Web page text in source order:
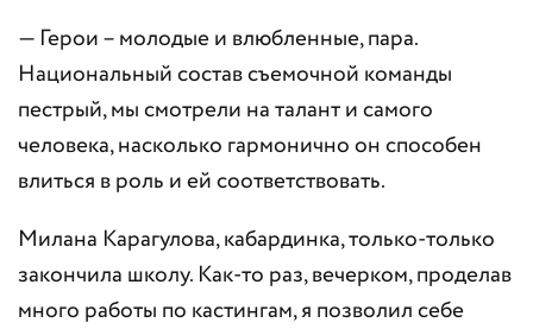
— Герои – молодые и влюбленные, пара.
Национальный состав съемочной команды
пестрый, мы смотрели на талант и самого
человека, насколько гармонично он способен
влиться в роль и ей соответствовать.
Милана Карагулова, кабардинка, только-только
закончила школу. Как-то раз, вечерком, проделав
много работы по кастингам, я позволил себе